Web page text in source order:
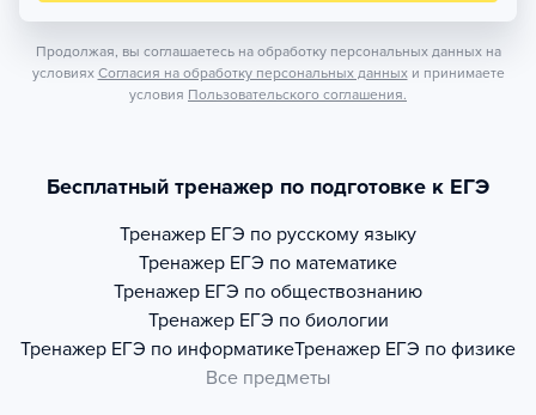
Продолжая, вы соглашаетесь на обработку персональных данных на
условиях Согласия на обработку персональных данных и принимаете
условия Пользовательского соглашения.
Бесплатный тренажер по подготовке к ЕГЭ
Тренажер ЕГЭ по русскому языку
Тренажер ЕГЭ по математике
Тренажер ЕГЭ по обществознанию
Тренажер ЕГЭ по биологии
Тренажер ЕГЭ по информатикеТренажер ЕГЭ по физике
Все предметы